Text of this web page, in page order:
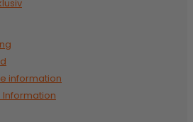
information
Information